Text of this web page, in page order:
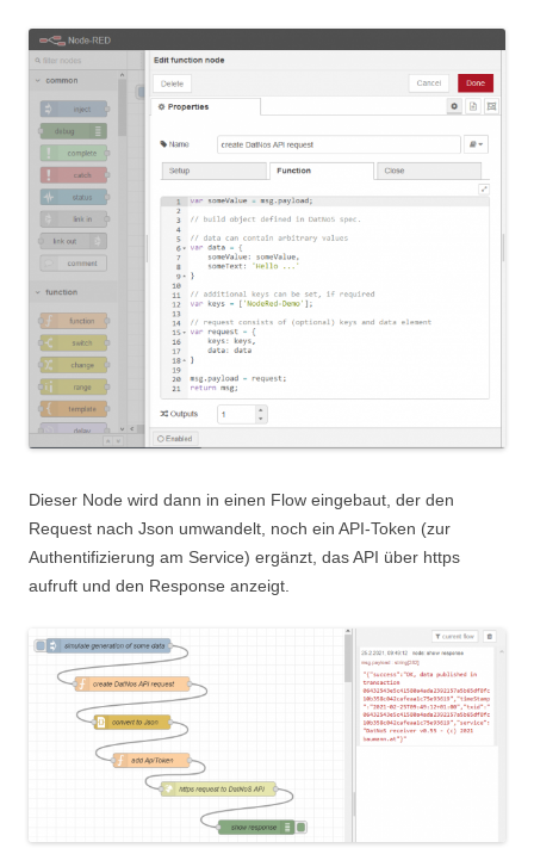
Dieser Node wird dann in einen Flow eingebaut, der den
Request nach Json umwandelt, noch ein API-Token (zur
Authentifizierung am Service) ergänzt, das API über https
aufruft und den Response anzeigt.